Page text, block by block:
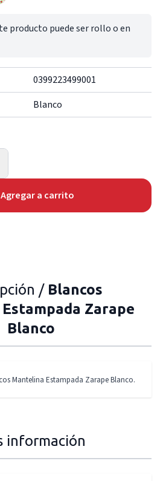
producto puede ser rollo o en
0399223499001
Blanco
Agregar a carrito
/ Blancos
Zarape
Blanco
Mantelina Estampada Zarape Blanco.
información